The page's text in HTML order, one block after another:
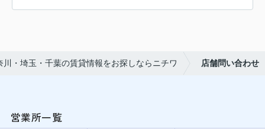
川・埼玉・千葉の賃貸情報をお探しならニチワ 店舗問い合わせ
営業所一覧